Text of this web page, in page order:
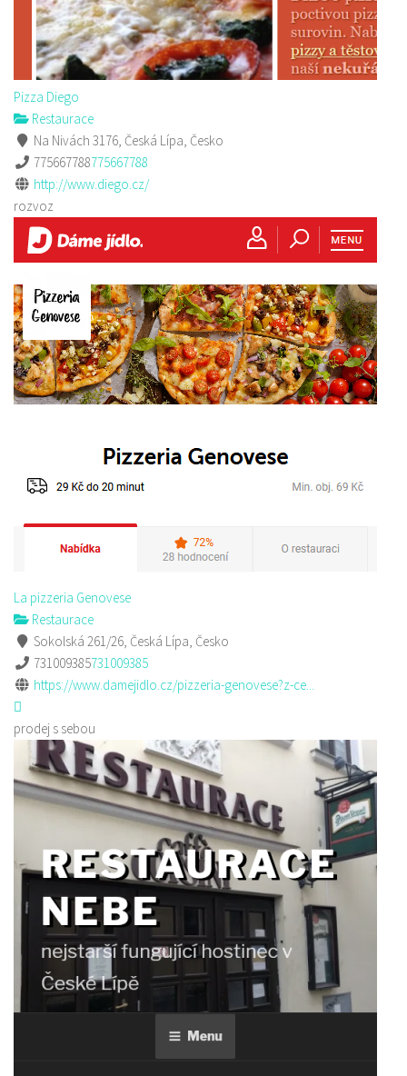
Pizza Diego
Restaurace
Na Nivách 3176, Česká Lípa, Česko
775667788775667788
http://www.diego.cz/
rozvoz
La pizzeria Genovese
Restaurace
Sokolská 261/26, Česká Lípa, Česko
731009385731009385
https://www.damejidlo.cz/pizzeria-genovese?z-ce...
prodej s sebou